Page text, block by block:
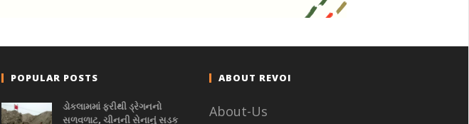
POPULAR POSTS
ડોકલામમાં ફરીથી ડ્રેગનનો
સળવળાટ, ચીનની સેનાનું સડક
ABOUT REVOI
About-Us